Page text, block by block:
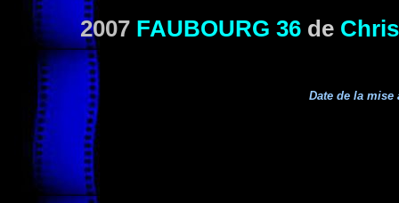
2007 FAUBOURG 36 de
Date de la